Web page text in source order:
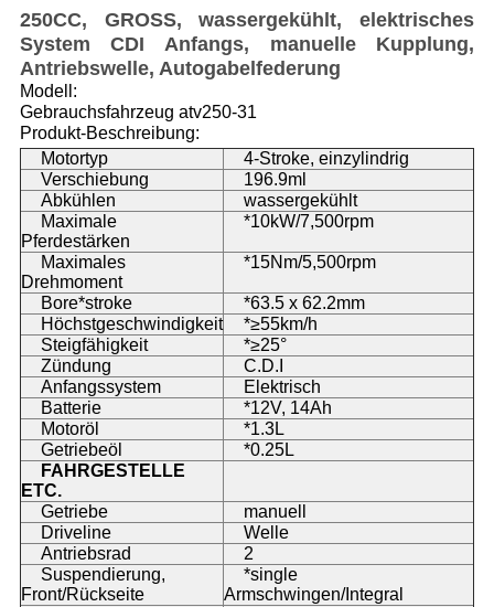
250CC, GROSS, wassergekühlt, elektrisches
System CDI Anfangs, manuelle Kupplung,
Antriebswelle, Autogabelfederung
Modell:
Gebrauchsfahrzeug atv250-31
Produkt-Beschreibung:
Motortyp
4-Stroke, einzylindrig
Verschiebung
196.9ml
Abkühlen
wassergekühlt
Maximale
Pferdestärken
*10kW/7,500rpm
Maximales
Drehmoment
*15Nm/5,500rpm
Bore*stroke
*63.5 x 62.2mm
Höchstgeschwindigkeit
*≥55km/h
Steigfähigkeit
*≥25°
Zündung
C.D.I
Anfangssystem
Elektrisch
Batterie
*12V, 14Ah
Motoröl
*1.3L
Getriebeöl
*0.25L
FAHRGESTELLE
ETC.
Getriebe
manuell
Driveline
Welle
Antriebsrad
2
Suspendierung,
Front/Rückseite
*single
Armschwingen/Integral